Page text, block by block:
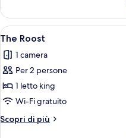
Duo
Apri
tutte
le
foto
per
The
Roost
10
The Roost
1 camera
Per 2 persone
1 letto king
Wi-Fi gratuito
Scopri di più
Altri